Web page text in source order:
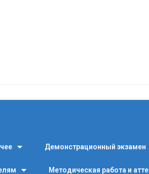
Демонстрационный экзамен
Методическая работа и